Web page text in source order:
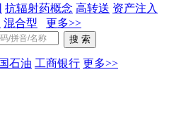
抗辐射药概念 高转送 资产注入
混合型
更多>>
石油 工商银行 更多>>